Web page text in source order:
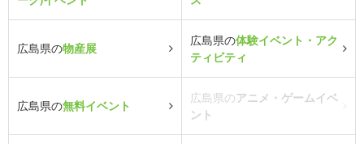
広島県の物産展
広島県の体験イベント・アク
ティビティ
広島県の無料イベント
広島県のアニメ・ゲームイベ
ント